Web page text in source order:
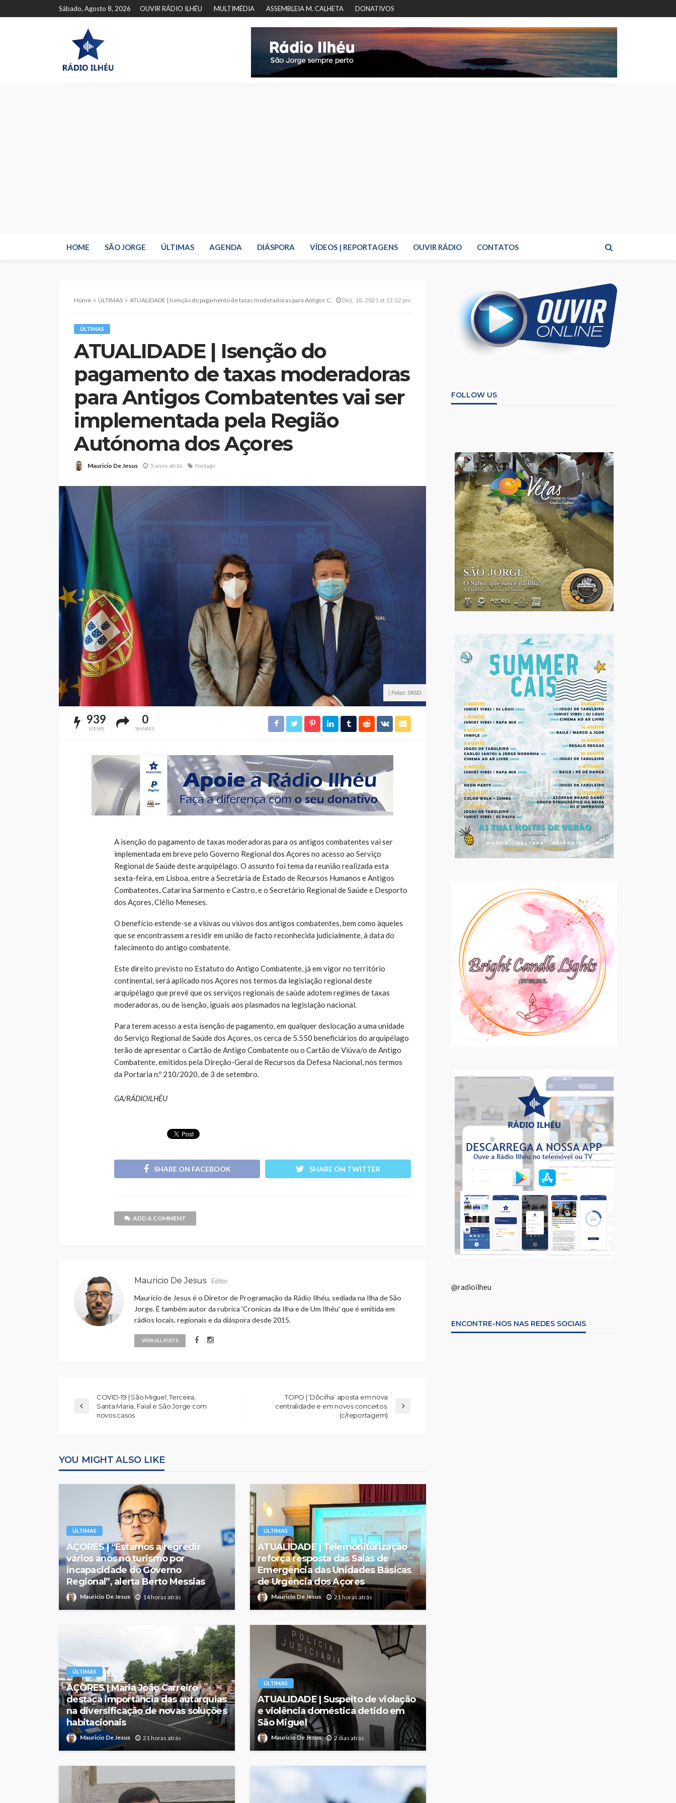
Sábado, Agosto 8, 2026 OUVIR RÁDIO ILHÉU MULTIMÉDIA ASSEMBLEIA M. CALHETA DONATIVOS
HOME SÃO JORGE ÚLTIMAS AGENDA DIÁSPORA VÍDEOS | REPORTAGENS OUVIR RÁDIO CONTATOS
Home ÚLTIMAS ATUALIDADE | Isenção do pagamento de taxas moderadoras para Antigos Combatentes vai ser implementada pela Região Autónoma dos Açores Dez. 18, 2021 at 12:32 pm
ÚLTIMAS
ATUALIDADE | Isenção do
pagamento de taxas moderadoras
para Antigos Combatentes vai ser
implementada pela Região
Autónoma dos Açores
Mauricio De Jesus 5 anos atrás No tags
| Fotos: SRSD
939
VIEWS
0
SHARES
A isenção do pagamento de taxas moderadoras para os antigos combatentes vai ser
implementada em breve pelo Governo Regional dos Açores no acesso ao Serviço
Regional de Saúde deste arquipélago. O assunto foi tema da reunião realizada esta
sexta-feira, em Lisboa, entre a Secretária de Estado de Recursos Humanos e Antigos
Combatentes, Catarina Sarmento e Castro, e o Secretário Regional de Saúde e Desporto
dos Açores, Clélio Meneses.
O benefício estende-se a viúvas ou viúvos dos antigos combatentes, bem como àqueles
que se encontrassem a residir em união de facto reconhecida judicialmente, à data do
falecimento do antigo combatente.
Este direito previsto no Estatuto do Antigo Combatente, já em vigor no território
continental, será aplicado nos Açores nos termos da legislação regional deste
arquipélago que prevê que os serviços regionais de saúde adotem regimes de taxas
moderadoras, ou de isenção, iguais aos plasmados na legislação nacional.
Para terem acesso a esta isenção de pagamento, em qualquer deslocação a uma unidade
do Serviço Regional de Saúde dos Açores, os cerca de 5.550 beneficiários do arquipélago
terão de apresentar o Cartão de Antigo Combatente ou o Cartão de Viúva/o de Antigo
Combatente, emitidos pela Direção-Geral de Recursos da Defesa Nacional, nos termos
da Portaria n.º 210/2020, de 3 de setembro.
GA/RÁDIOILHÉU
SHARE ON FACEBOOK SHARE ON TWITTER
ADD A COMMENT
Mauricio De Jesus Editor
Maurício de Jesus é o Diretor de Programação da Rádio Ilhéu, sediada na Ilha de São
Jorge. É também autor da rubrica 'Cronicas da Ilha e de Um Ilhéu' que é emitida em
rádios locais, regionais e da diáspora desde 2015.
VIEW ALL POSTS
COVID-19 | São Miguel, Terceira,
Santa Maria, Faial e São Jorge com
novos casos
TOPO | ‘Dôcilha’ aposta em nova
centralidade e em novos conceitos.
(c/reportagem)
YOU MIGHT ALSO LIKE
ÚLTIMAS
AÇORES | “Estamos a regredir
vários anos no turismo por
incapacidade do Governo
Regional”, alerta Berto Messias
Mauricio De Jesus 14 horas atrás
ÚLTIMAS
ATUALIDADE | Telemonitorização
reforça resposta das Salas de
Emergência das Unidades Básicas
de Urgência dos Açores
Mauricio De Jesus 21 horas atrás
ÚLTIMAS
AÇORES | Maria João Carreiro
destaca importância das autarquias
na diversificação de novas soluções
habitacionais
Mauricio De Jesus 21 horas atrás
ÚLTIMAS
ATUALIDADE | Suspeito de violação
e violência doméstica detido em
São Miguel
Mauricio De Jesus 2 dias atrás
FOLLOW US
@radioilheu
ENCONTRE-NOS NAS REDES SOCIAIS